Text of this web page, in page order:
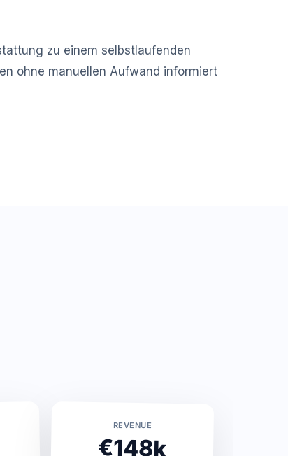
zu einem selbstlaufenden
ohne manuellen Aufwand informiert
REVENUE
€148k